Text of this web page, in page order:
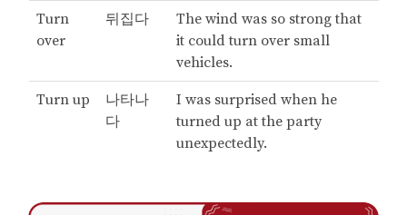
Turn
over
뒤집다
The wind was so strong that
it could turn over small
vehicles.
Turn up
나타나
다
I was surprised when he
turned up at the party
unexpectedly.